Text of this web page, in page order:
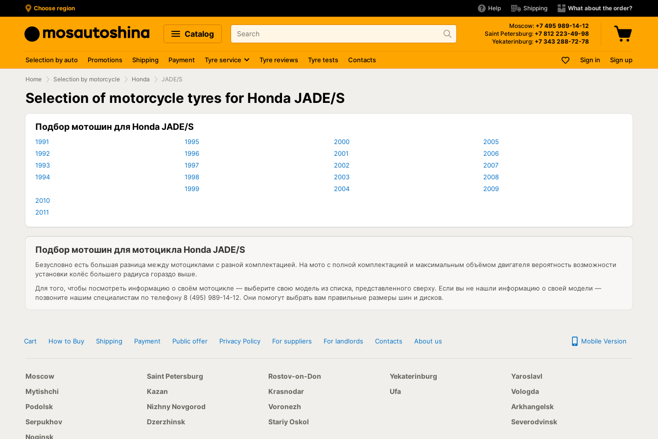
Choose region Help Shipping What about the order?
Catalog
Moscow: +7 495 989-14-12
Saint Petersburg: +7 812 223-49-98
Yekaterinburg: +7 343 288-72-78
Selection by auto Promotions Shipping Payment Tyre service Tyre reviews Tyre tests Contacts Sign in Sign up
Home Selection by motorcycle Honda JADE/S
Selection of motorcycle tyres for Honda JADE/S
Подбор мотошин для Honda JADE/S
1991
1992
1993
1994
1995
1996
1997
1998
1999
2000
2001
2002
2003
2004
2005
2006
2007
2008
2009
2010
2011
Подбор мотошин для мотоцикла Honda JADE/S
Безусловно есть большая разница между мотоциклами с разной комплектацией. На мото с полной комплектацией и максимальным объёмом двигателя вероятность возможности
установки колёс большего радиуса гораздо выше.
Для того, чтобы посмотреть информацию о своём мотоцикле — выберите свою модель из списка, представленного сверху. Если вы не нашли информацию о своей модели —
позвоните нашим специалистам по телефону 8 (495) 989-14-12. Они помогут выбрать вам правильные размеры шин и дисков.
Cart How to Buy Shipping Payment Public offer Privacy Policy For suppliers For landlords Contacts About us Mobile Version
Moscow
Mytishchi
Podolsk
Serpukhov
Noginsk
Saint Petersburg
Kazan
Nizhny Novgorod
Dzerzhinsk
Rostov-on-Don
Krasnodar
Voronezh
Stariy Oskol
Yekaterinburg
Ufa
Yaroslavl
Vologda
Arkhangelsk
Severodvinsk